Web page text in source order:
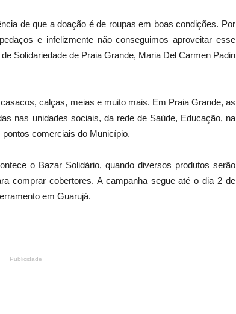
de que a doação é de roupas em boas condições. Por
e infelizmente não conseguimos aproveitar esse
Solidariedade de Praia Grande, Maria Del Carmen Padin
calças, meias e muito mais. Em Praia Grande, as
nas unidades sociais, da rede de Saúde, Educação, na
comerciais do Município.
o Bazar Solidário, quando diversos produtos serão
comprar cobertores. A campanha segue até o dia 2 de
em Guarujá.
Publicidade